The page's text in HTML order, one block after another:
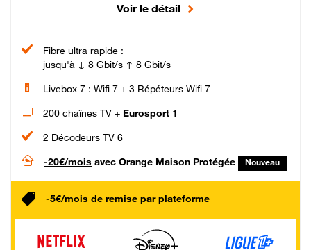
Voir le détail
Fibre ultra rapide :
jusqu'à ↓ 8 Gbit/s ↑ 8 Gbit/s
Livebox 7 : Wifi 7 + 3 Répéteurs Wifi 7
200 chaînes TV + Eurosport 1
2 Décodeurs TV 6
-20€/mois avec Orange Maison Protégée Nouveau
-5€/mois de remise par plateforme